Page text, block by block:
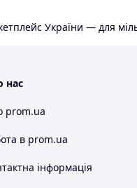
України — для
нас
prom.ua
в prom.ua
інформація